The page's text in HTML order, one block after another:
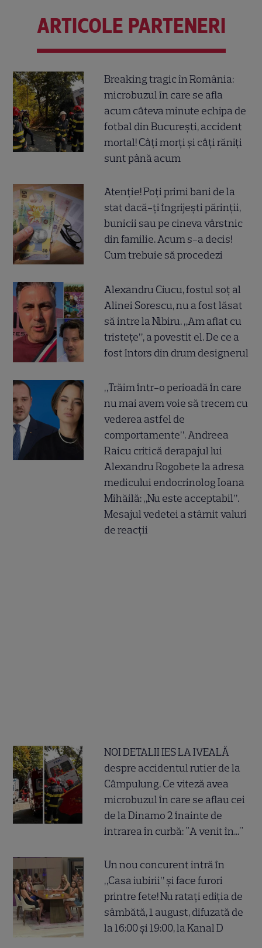
ARTICOLE PARTENERI
Breaking tragic în România:
microbuzul în care se afla
acum câteva minute echipa de
fotbal din București, accident
mortal! Câți morți și câți răniți
sunt până acum
Atenție! Poți primi bani de la
stat dacă-ți îngrijești părinții,
bunicii sau pe cineva vârstnic
din familie. Acum s-a decis!
Cum trebuie să procedezi
Alexandru Ciucu, fostul soț al
Alinei Sorescu, nu a fost lăsat
să intre la Nibiru. „Am aflat cu
tristețe”, a povestit el. De ce a
fost întors din drum designerul
„Trăim într-o perioadă în care
nu mai avem voie să trecem cu
vederea astfel de
comportamente”. Andreea
Raicu critică derapajul lui
Alexandru Rogobete la adresa
medicului endocrinolog Ioana
Mihăilă: „Nu este acceptabil”.
Mesajul vedetei a stârnit valuri
de reacții
NOI DETALII IES LA IVEALĂ
despre accidentul rutier de la
Câmpulung. Ce viteză avea
microbuzul în care se aflau cei
de la Dinamo 2 înainte de
intrarea în curbă: "A venit în..."
Un nou concurent intră în
„Casa iubirii” și face furori
printre fete! Nu ratați ediția de
sâmbătă, 1 august, difuzată de
la 16:00 și 19:00, la Kanal D